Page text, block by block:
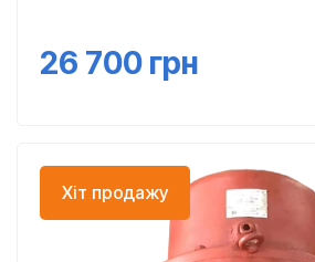
26 700 грн
Хіт продажу